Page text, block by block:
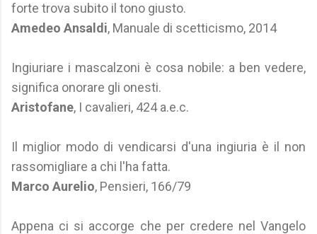
forte trova subito il tono giusto.
Amedeo Ansaldi, Manuale di scetticismo, 2014
Ingiuriare i mascalzoni è cosa nobile: a ben vedere,
significa onorare gli onesti.
Aristofane, I cavalieri, 424 a.e.c.
Il miglior modo di vendicarsi d'una ingiuria è il non
rassomigliare a chi l'ha fatta.
Marco Aurelio, Pensieri, 166/79
Appena ci si accorge che per credere nel Vangelo